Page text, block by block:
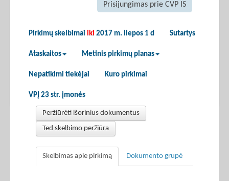
Prisijungimas prie CVP IS
Pirkimų skelbimai iki 2017 m. liepos 1 d Sutartys
Ataskaitos Metinis pirkimų planas
Nepatikimi tiekėjai Kuro pirkimai
VPĮ 23 str. įmonės
Peržiūrėti išorinius dokumentus
Ted skelbimo peržiūra
Skelbimas apie pirkimą Dokumento grupė